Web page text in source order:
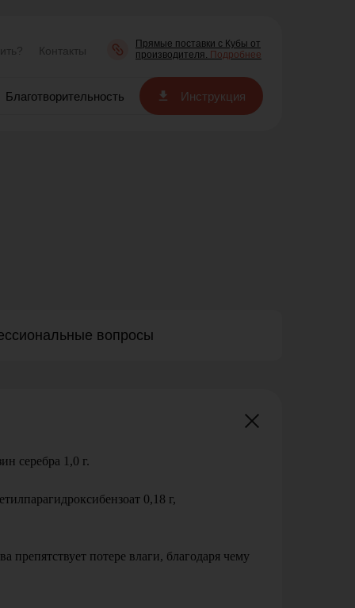
Прямые поставки с Кубы от
производителя. Подробнее
Благотворительность Инструкция
Контакты
вопросы
серебра 1,0 г.
0,18 г,
потере влаги, благодаря чему